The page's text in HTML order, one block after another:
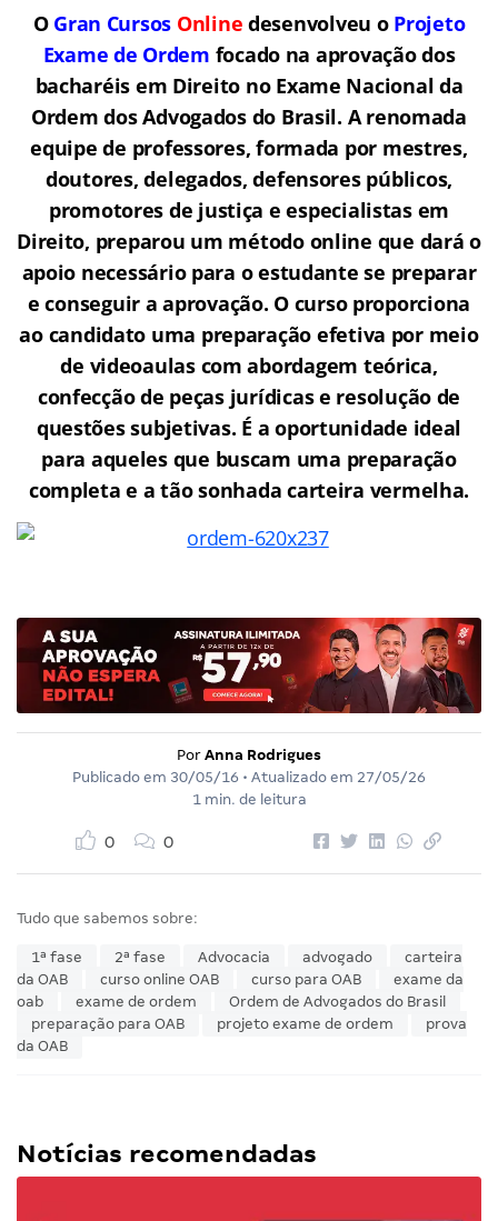
O Gran Cursos Online desenvolveu o Projeto
Exame de Ordem focado na aprovação dos
bacharéis em Direito no Exame Nacional da
Ordem dos Advogados do Brasil. A renomada
equipe de professores, formada por mestres,
doutores, delegados, defensores públicos,
promotores de justiça e especialistas em
Direito, preparou um método online que dará o
apoio necessário para o estudante se preparar
e conseguir a aprovação. O curso proporciona
ao candidato uma preparação efetiva por meio
de videoaulas com abordagem teórica,
confecção de peças jurídicas e resolução de
questões subjetivas. É a oportunidade ideal
para aqueles que buscam uma preparação
completa e a tão sonhada carteira vermelha.
Por Anna Rodrigues
Publicado em 30/05/16 • Atualizado em 27/05/26
1 min. de leitura
0 0
Tudo que sabemos sobre:
1ª fase 2ª fase Advocacia advogado
carteira
da OAB
curso online OAB curso para OAB
exame da
oab
exame de ordem
Ordem de Advogados do Brasil
preparação para OAB
projeto exame de ordem
prova
da OAB
Notícias recomendadas